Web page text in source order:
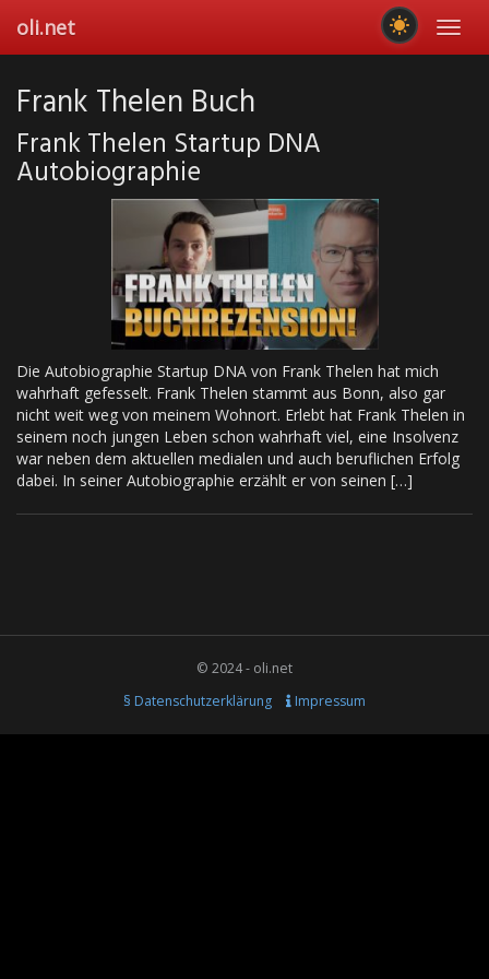
main
oli.net
Frank Thelen Buch
Frank Thelen Startup DNA
Autobiographie
Die Autobiographie Startup DNA von Frank Thelen hat mich
wahrhaft gefesselt. Frank Thelen stammt aus Bonn, also gar
nicht weit weg von meinem Wohnort. Erlebt hat Frank Thelen in
seinem noch jungen Leben schon wahrhaft viel, eine Insolvenz
war neben dem aktuellen medialen und auch beruflichen Erfolg
dabei. In seiner Autobiographie erzählt er von seinen […]
© 2024 - oli.net
§ Datenschutzerklärung
Impressum